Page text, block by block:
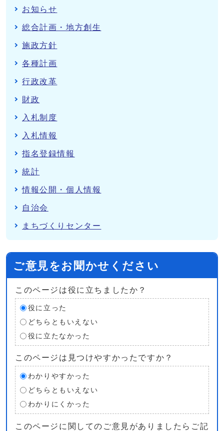
お知らせ
総合計画・地方創生
施政方針
各種計画
行政改革
財政
入札制度
入札情報
指名登録情報
統計
情報公開・個人情報
自治会
まちづくりセンター
ご意見をお聞かせください
このページは役に立ちましたか？
役に立った
どちらともいえない
役に立たなかった
このページは見つけやすかったですか？
わかりやすかった
どちらともいえない
わかりにくかった
このページに関してのご意見がありましたらご記